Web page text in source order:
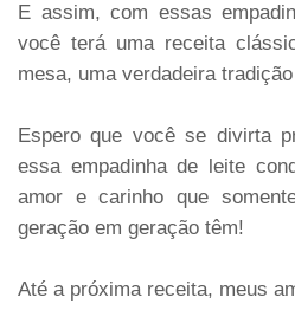
E assim, com essas
você terá uma receita
mesa, uma verdadeira
Espero que você se divirta
essa empadinha de leite
amor e carinho que
geração em geração têm!
Até a próxima receita, meus